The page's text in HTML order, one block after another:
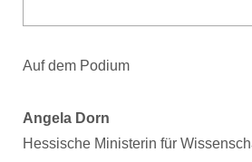
Auf dem Podium
Angela Dorn
Hessische Ministerin für